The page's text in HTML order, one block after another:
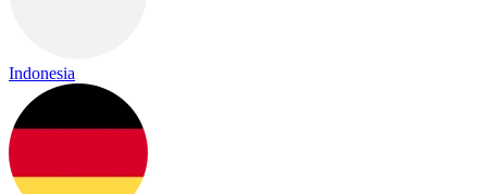
Indonesia